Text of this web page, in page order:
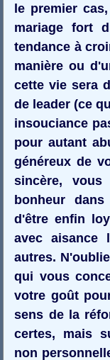
le premier
mariage fort
tendance à
manière ou
cette vie sera
de leader (ce
insouciance
pour autant
généreux de
sincère,
bonheur
d'être enfin
avec aisance
autres.
qui vous
votre goût
sens de la
certes, mais
non